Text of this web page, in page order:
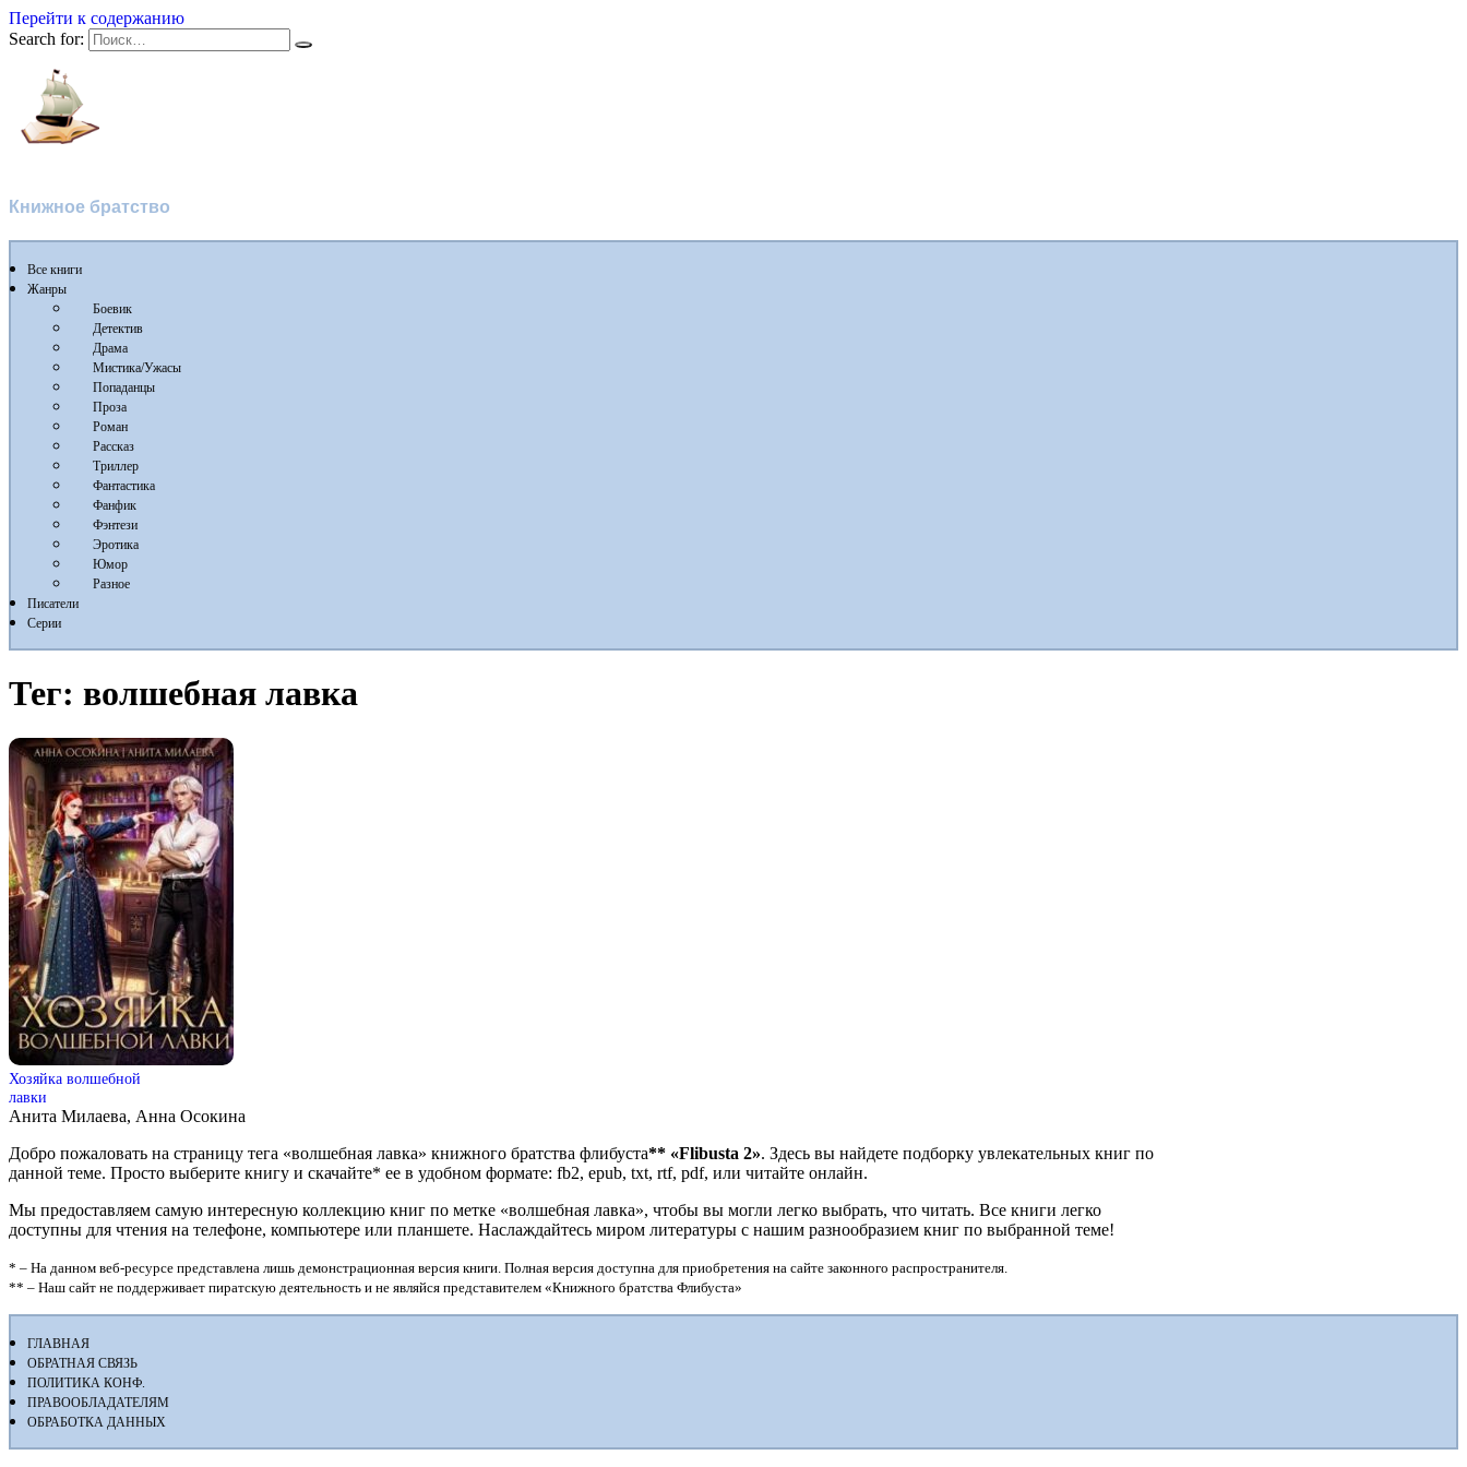
Перейти к содержанию
Search for:
Книжное братство
Все книги
Жанры
Боевик
Детектив
Драма
Мистика/Ужасы
Попаданцы
Проза
Роман
Рассказ
Триллер
Фантастика
Фанфик
Фэнтези
Эротика
Юмор
Разное
Писатели
Серии
Тег: волшебная лавка
Хозяйка волшебной
лавки
Анита Милаева, Анна Осокина
Добро пожаловать на страницу тега «волшебная лавка» книжного братства флибуста** «Flibusta 2». Здесь вы найдете подборку увлекательных книг по
данной теме. Просто выберите книгу и скачайте* ее в удобном формате: fb2, epub, txt, rtf, pdf, или читайте онлайн.
Мы предоставляем самую интересную коллекцию книг по метке «волшебная лавка», чтобы вы могли легко выбрать, что читать. Все книги легко
доступны для чтения на телефоне, компьютере или планшете. Наслаждайтесь миром литературы с нашим разнообразием книг по выбранной теме!
* – На данном веб-ресурсе представлена лишь демонстрационная версия книги. Полная версия доступна для приобретения на сайте законного распространителя.
** – Наш сайт не поддерживает пиратскую деятельность и не являйся представителем «Книжного братства Флибуста»
ГЛАВНАЯ
ОБРАТНАЯ СВЯЗЬ
ПОЛИТИКА КОНФ.
ПРАВООБЛАДАТЕЛЯМ
ОБРАБОТКА ДАННЫХ